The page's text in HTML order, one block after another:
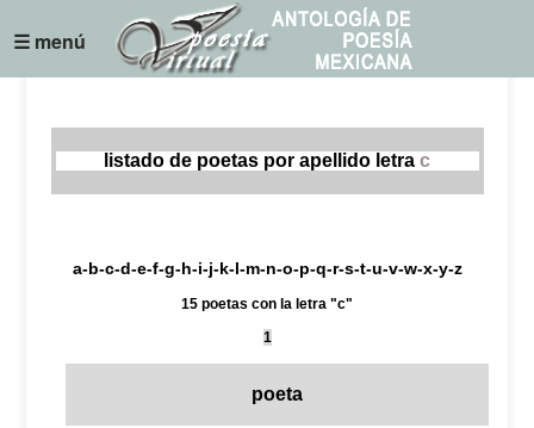
☰ menú
listado de poetas por apellido letra c
a-b-c-d-e-f-g-h-i-j-k-l-m-n-o-p-q-r-s-t-u-v-w-x-y-z
15 poetas con la letra "c"
1
poeta